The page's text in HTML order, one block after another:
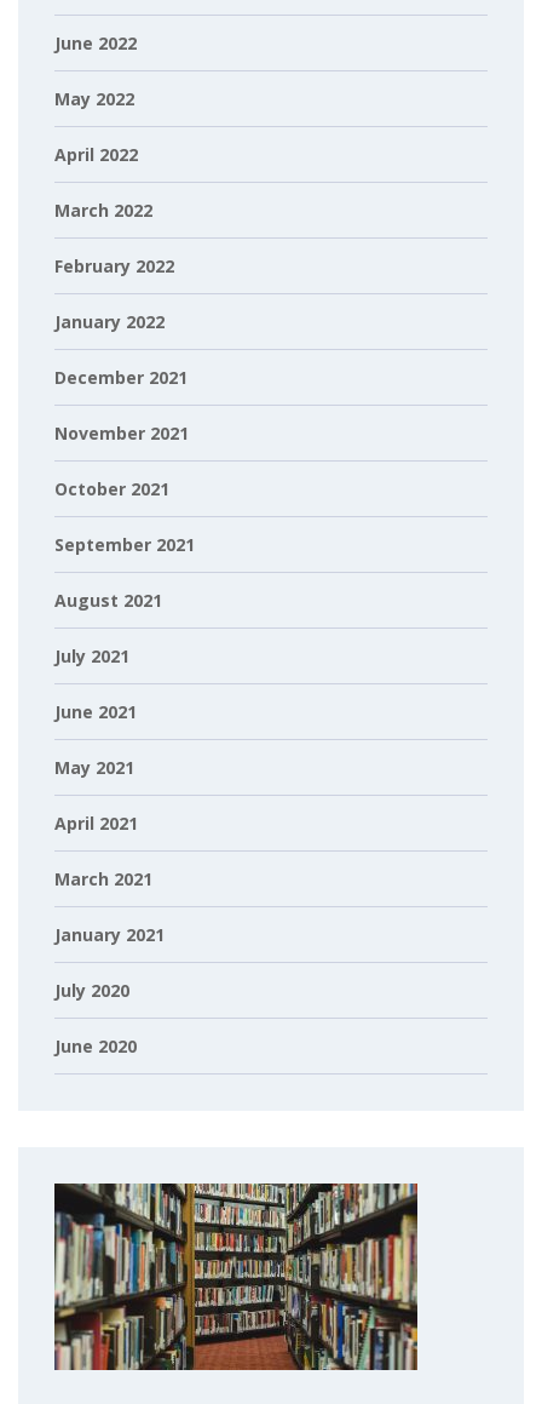
June 2022
May 2022
April 2022
March 2022
February 2022
January 2022
December 2021
November 2021
October 2021
September 2021
August 2021
July 2021
June 2021
May 2021
April 2021
March 2021
January 2021
July 2020
June 2020